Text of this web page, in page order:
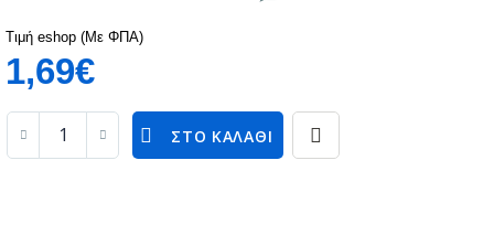
Τιμή eshop (Με ΦΠΑ)
1,69€
ΣΤΟ ΚΑΛΆΘΙ